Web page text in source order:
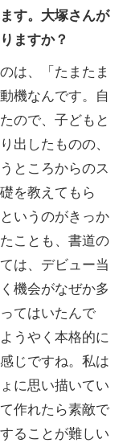
す。大塚さんが
ますか？
は、「たまたま
機なんです。自
ので、子どもと
出したものの、
ところからのス
を教えてもら
いうのがきっか
ことも、書道の
は、デビュー当
機会がなぜか多
てはいたんで
うやく本格的に
じですね。私は
に思い描いてい
作れたら素敵で
ることが難しい